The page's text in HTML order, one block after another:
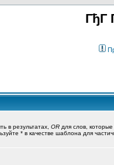
ГђГ
в результатах, OR для слов,
* в качестве шаблона для